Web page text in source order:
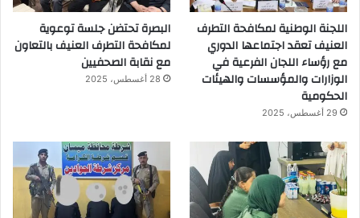
اللجنة الوطنية لمكافحة التطرف
العنيف تعقد اجتماعها الدوري
مع رؤساء اللجان الفرعية في
الوزارات والمؤسسات والهيئات
الحكومية
29 أغسطس، 2025
البصرة تحتضن جلسة توعوية
لمكافحة التطرف العنيف بالتعاون
مع نقابة الصحفيين
28 أغسطس، 2025